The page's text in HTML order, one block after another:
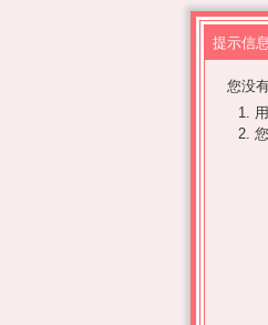
提示信
您没